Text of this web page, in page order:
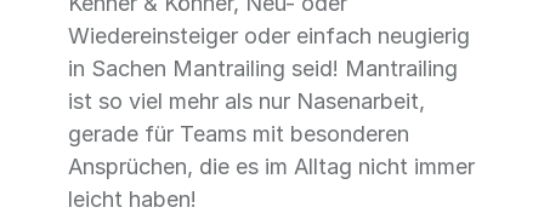
Wiedereinsteiger oder einfach neugierig
in Sachen Mantrailing seid! Mantrailing
ist so viel mehr als nur Nasenarbeit,
gerade für Teams mit besonderen
Ansprüchen, die es im Alltag nicht immer
leicht haben!